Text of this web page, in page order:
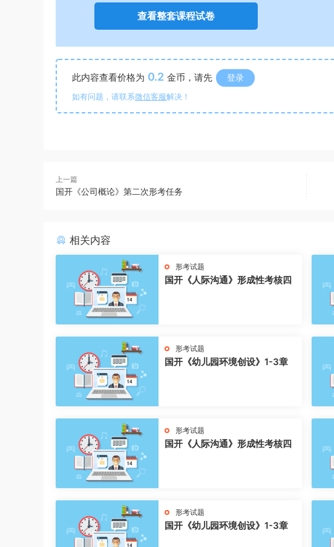
查看整套课程试卷
此内容查看价格为 0.2 金币，请先 登录
如有问题，请联系微信客服解决！
上一篇
国开《公司概论》第二次形考任务
相关内容
形考试题
国开《人际沟通》形成性考核四
形考试题
国开《幼儿园环境创设》1-3章
形考试题
国开《人际沟通》形成性考核四
形考试题
国开《幼儿园环境创设》1-3章